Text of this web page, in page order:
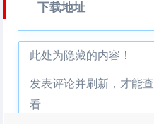
下载地址
此处为隐藏的内容！
发表评论并刷新，才能查
看